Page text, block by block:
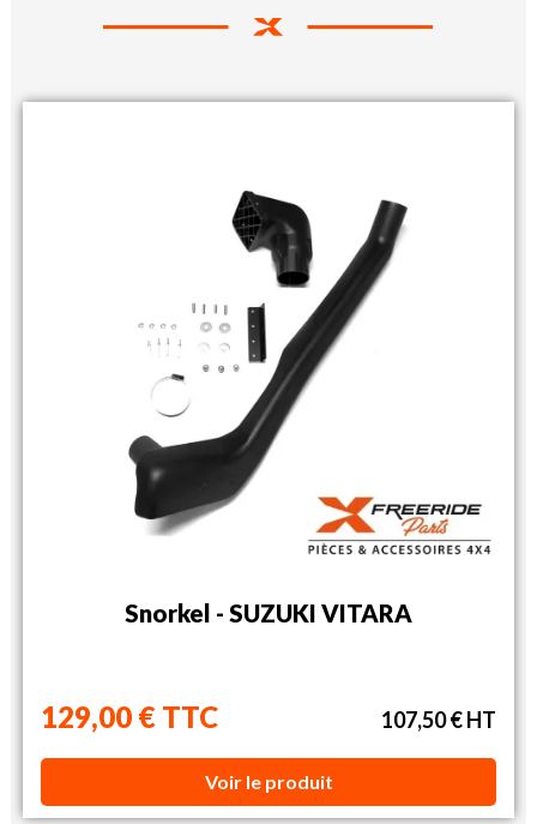
Snorkel - SUZUKI VITARA
129,00 € TTC 107,50 € HT
Voir le produit